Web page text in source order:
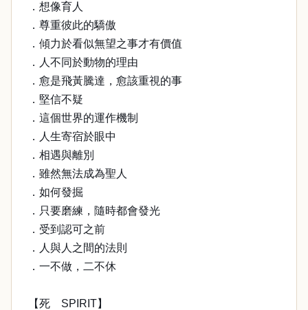
．想像育人
．尊重彼此的驕傲
．傾力於看似無望之事才有價值
．人不同於動物的理由
．愈是飛黃騰達，愈該重視的事
．堅信不疑
．這個世界的運作機制
．人生寄宿於眼中
．相遇與離別
．雖然無法成為聖人
．如何發掘
．只要磨練，隨時都會發光
．受到認可之前
．人與人之間的法則
．一不做，二不休
【死 SPIRIT】